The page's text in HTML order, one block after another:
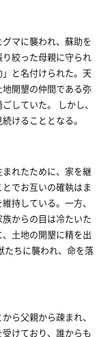
マに襲われ、蘇助を
絞った母親に守られ
と名付けられた。天
開墾の仲間である弥
していた。 しかし、
けることとなる。
れたために、家を継
でお互いの確執はま
持している。一方、
からの目は冷たいた
土地の開墾に精を出
たちに襲われ、命を落
ら父親から疎まれ、
けており、誰からも